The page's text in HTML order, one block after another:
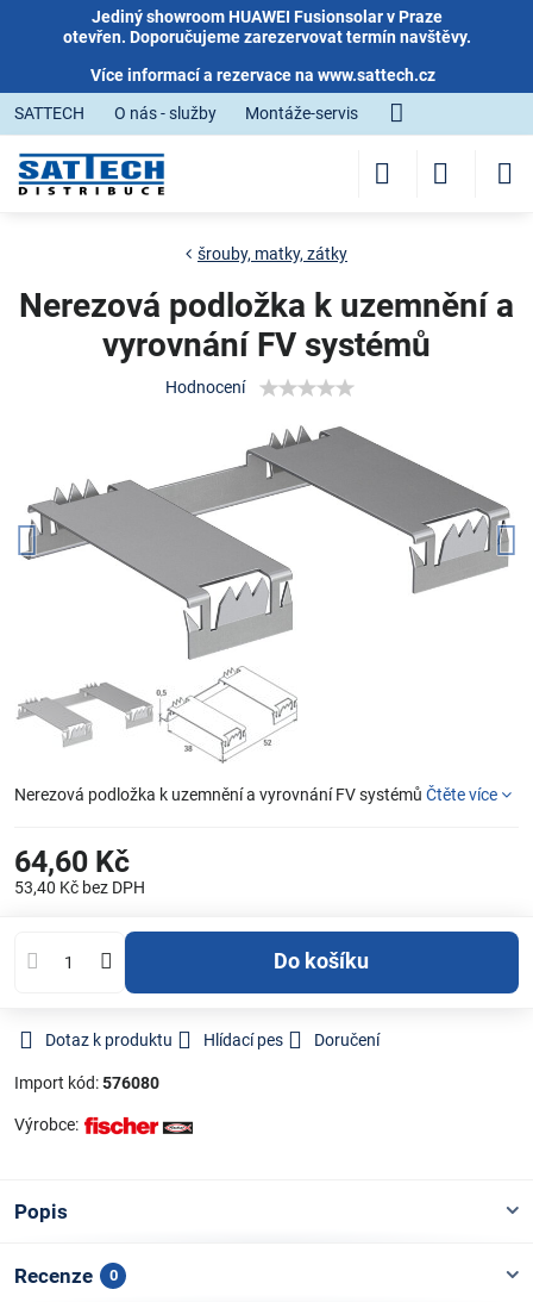
Jediný showroom HUAWEI Fusionsolar v Praze
otevřen. Doporučujeme zarezervovat termín navštěvy.
Více informací a rezervace na www.sattech.cz
SATTECH
O nás - služby Montáže-servis
šrouby, matky, zátky
Nerezová podložka k uzemnění a
vyrovnání FV systémů
Hodnocení
Nerezová podložka k uzemnění a vyrovnání FV systémů Čtěte více
64,60 Kč
53,40 Kč bez DPH
Do košíku
Dotaz k produktu Hlídací pes Doručení
Import kód:576080
Výrobce:
Popis
Recenze 0